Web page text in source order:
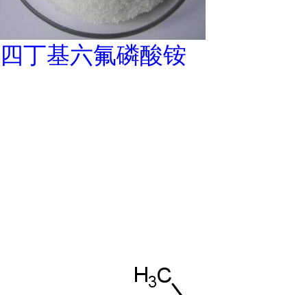
四丁基六氟磷酸铵